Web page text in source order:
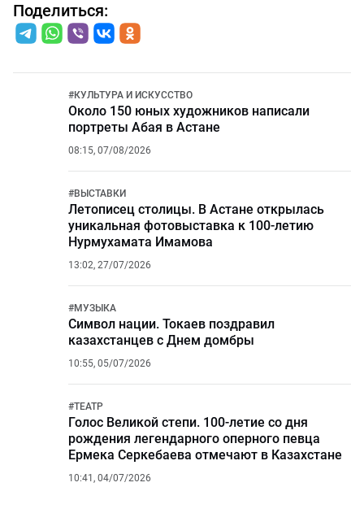
Поделиться:
#КУЛЬТУРА И ИСКУССТВО
Около 150 юных художников написали
портреты Абая в Астане
08:15, 07/08/2026
#ВЫСТАВКИ
Летописец столицы. В Астане открылась
уникальная фотовыставка к 100-летию
Нурмухамата Имамова
13:02, 27/07/2026
#МУЗЫКА
Символ нации. Токаев поздравил
казахстанцев с Днем домбры
10:55, 05/07/2026
#ТЕАТР
Голос Великой степи. 100-летие со дня
рождения легендарного оперного певца
Ермека Серкебаева отмечают в Казахстане
10:41, 04/07/2026